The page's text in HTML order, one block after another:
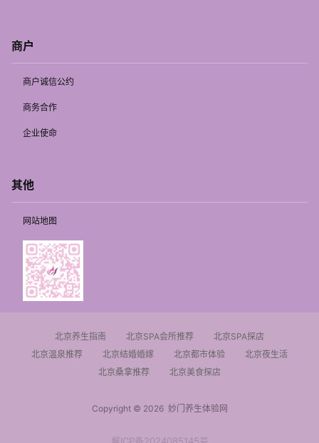
商户
商户诚信公约
商务合作
企业使命
其他
网站地图
北京养生指南 北京SPA会所推荐
北京SPA探店
北京温泉推荐
北京结婚婚嫁 北京都市体验
北京夜生活
北京桑拿推荐
北京美食探店
Copyright © 2026妙门养生体验网